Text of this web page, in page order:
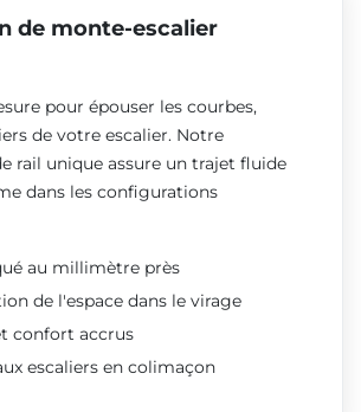
de monte-escalier
pour épouser les courbes,
de votre escalier. Notre
rail unique assure un trajet fluide
dans les configurations
au millimètre près
de l'espace dans le virage
confort accrus
escaliers en colimaçon